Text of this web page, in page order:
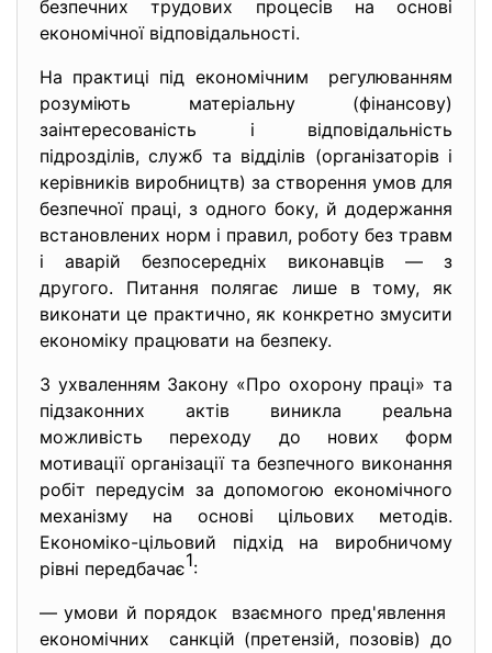
безпечних трудових процесів на основі
економічної відповідальності.
На практиці під економічним регулюванням
розуміють матеріальну (фінансову)
заінтересованість і відповідальність
підрозділів, служб та відділів (організаторів і
керівників виробництв) за створення умов для
безпечної праці, з одного боку, й додержання
встановлених норм і правил, роботу без травм
і аварій безпосередніх виконавців — з
другого. Питання полягає лише в тому, як
виконати це практично, як конкретно змусити
економіку працювати на безпеку.
З ухваленням Закону «Про охорону праці» та
підзаконних актів виникла реальна
можливість переходу до нових форм
мотивації організації та безпечного виконання
робіт передусім за допомогою економічного
механізму на основі цільових методів.
Економіко-цільовий підхід на виробничому
рівні передбачає1:
— умови й порядок взаємного пред'явлення
економічних санкцій (претензій, позовів) до